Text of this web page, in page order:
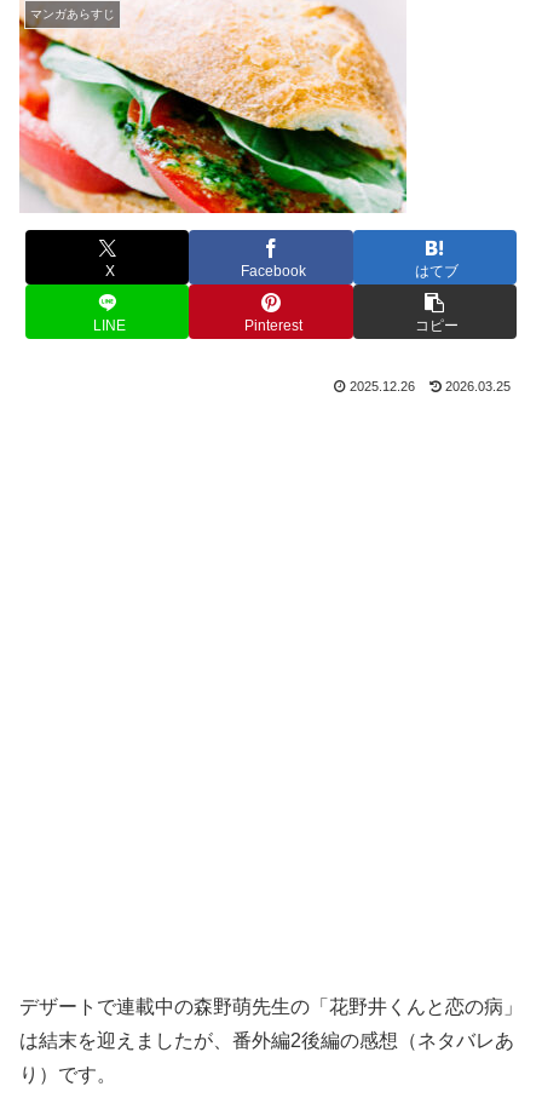
マンガあらすじ
X Facebook はてブ
LINE Pinterest コピー
2025.12.26 2026.03.25
デザートで連載中の森野萌先生の「花野井くんと恋の病」
は結末を迎えましたが、番外編2後編の感想（ネタバレあ
り）です。